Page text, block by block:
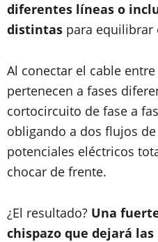
diferentes líneas o
distintas para equilibrar
Al conectar el cable
pertenecen a fases
cortocircuito de fase a
obligando a dos flujos
potenciales eléctricos
chocar de frente.
¿El resultado? Una
chispazo que dejará